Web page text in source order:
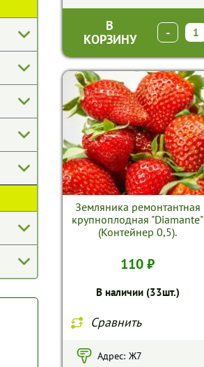
В
КОРЗИНУ
-
Земляника ремонтантная
крупноплодная "Diamante"
(Контейнер 0,5).
110 ₽
В наличии (33шт.)
Сравнить
Адрес: Ж7